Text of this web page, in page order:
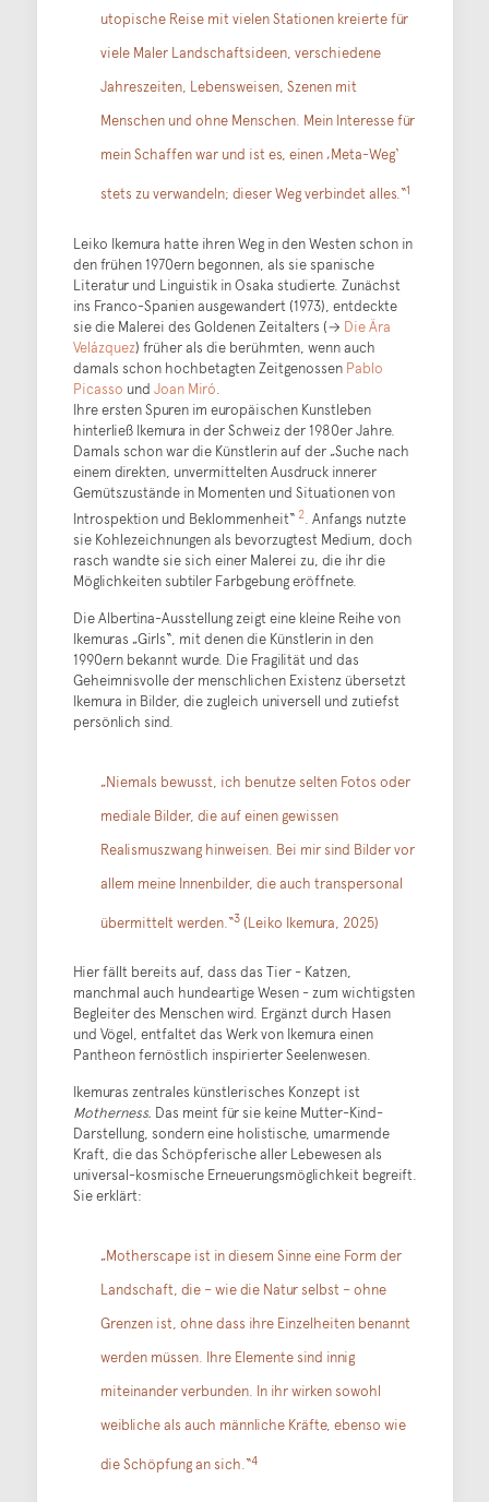
utopische Reise mit vielen Stationen kreierte für
viele Maler Landschaftsideen, verschiedene
Jahreszeiten, Lebensweisen, Szenen mit
Menschen und ohne Menschen. Mein Interesse für
mein Schaffen war und ist es, einen ‚Meta-Weg‘
stets zu verwandeln; dieser Weg verbindet alles.“1
Leiko Ikemura hatte ihren Weg in den Westen schon in
den frühen 1970ern begonnen, als sie spanische
Literatur und Linguistik in Osaka studierte. Zunächst
ins Franco-Spanien ausgewandert (1973), entdeckte
sie die Malerei des Goldenen Zeitalters (→ Die Ära
Velázquez) früher als die berühmten, wenn auch
damals schon hochbetagten Zeitgenossen Pablo
Picasso und Joan Miró.
Ihre ersten Spuren im europäischen Kunstleben
hinterließ Ikemura in der Schweiz der 1980er Jahre.
Damals schon war die Künstlerin auf der „Suche nach
einem direkten, unvermittelten Ausdruck innerer
Gemütszustände in Momenten und Situationen von
Introspektion und Beklommenheit“ 2. Anfangs nutzte
sie Kohlezeichnungen als bevorzugtest Medium, doch
rasch wandte sie sich einer Malerei zu, die ihr die
Möglichkeiten subtiler Farbgebung eröffnete.
Die Albertina-Ausstellung zeigt eine kleine Reihe von
Ikemuras „Girls“, mit denen die Künstlerin in den
1990ern bekannt wurde. Die Fragilität und das
Geheimnisvolle der menschlichen Existenz übersetzt
Ikemura in Bilder, die zugleich universell und zutiefst
persönlich sind.
„Niemals bewusst, ich benutze selten Fotos oder
mediale Bilder, die auf einen gewissen
Realismuszwang hinweisen. Bei mir sind Bilder vor
allem meine Innenbilder, die auch transpersonal
übermittelt werden.“3(Leiko Ikemura, 2025)
Hier fällt bereits auf, dass das Tier - Katzen,
manchmal auch hundeartige Wesen - zum wichtigsten
Begleiter des Menschen wird. Ergänzt durch Hasen
und Vögel, entfaltet das Werk von Ikemura einen
Pantheon fernöstlich inspirierter Seelenwesen.
Ikemuras zentrales künstlerisches Konzept ist
Motherness. Das meint für sie keine Mutter-Kind-
Darstellung, sondern eine holistische, umarmende
Kraft, die das Schöpferische aller Lebewesen als
universal-kosmische Erneuerungsmöglichkeit begreift.
Sie erklärt:
„Motherscape ist in diesem Sinne eine Form der
Landschaft, die – wie die Natur selbst – ohne
Grenzen ist, ohne dass ihre Einzelheiten benannt
werden müssen. Ihre Elemente sind innig
miteinander verbunden. In ihr wirken sowohl
weibliche als auch männliche Kräfte, ebenso wie
die Schöpfung an sich.“4